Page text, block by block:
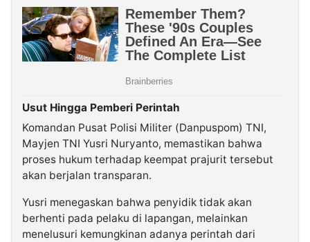
Usut Hingga Pemberi Perintah
Komandan Pusat Polisi Militer (Danpuspom) TNI,
Mayjen TNI Yusri Nuryanto, memastikan bahwa
proses hukum terhadap keempat prajurit tersebut
akan berjalan transparan.
Yusri menegaskan bahwa penyidik tidak akan
berhenti pada pelaku di lapangan, melainkan
menelusuri kemungkinan adanya perintah dari